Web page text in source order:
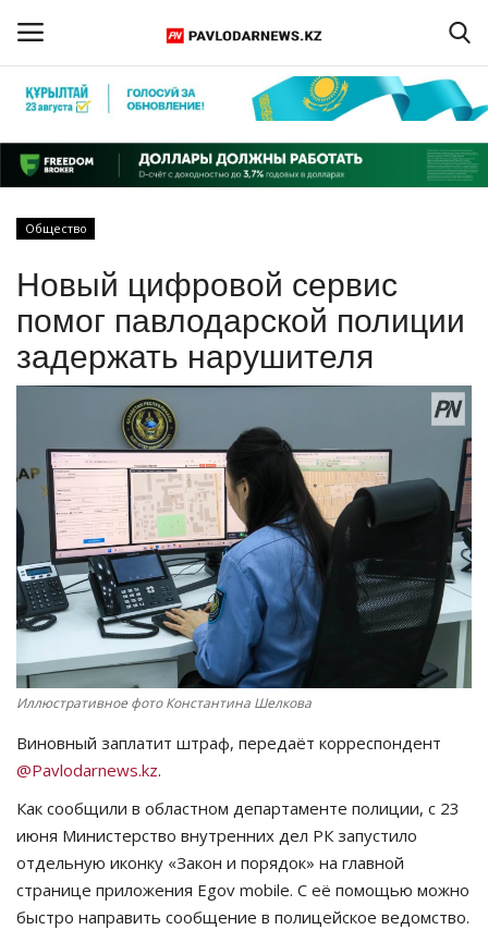
Регистрация
Главная
ПАВЛОДАРСКАЯ ОБЛАСТЬ
КАЗАХСТАН
СПЕЦПРОЕКТЫ
СПОРТ
Чек-лист
РАЗВЛЕЧЕНИЯ
OFFICIAL
Курултай
Язык
Қазақша Русский
Общество
Новый цифровой сервис
помог павлодарской полиции
задержать нарушителя
Иллюстративное фото Константина Шелкова
Виновный заплатит штраф, передаёт корреспондент
@Pavlodarnews.kz.
Как сообщили в областном департаменте полиции, с 23
июня Министерство внутренних дел РК запустило
отдельную иконку «Закон и порядок» на главной
странице приложения Egov mobile. С её помощью можно
быстро направить сообщение в полицейское ведомство.